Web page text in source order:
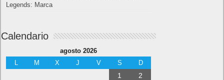
Legends: Marca
Calendario
agosto 2026
L
M X J V S D
1
2